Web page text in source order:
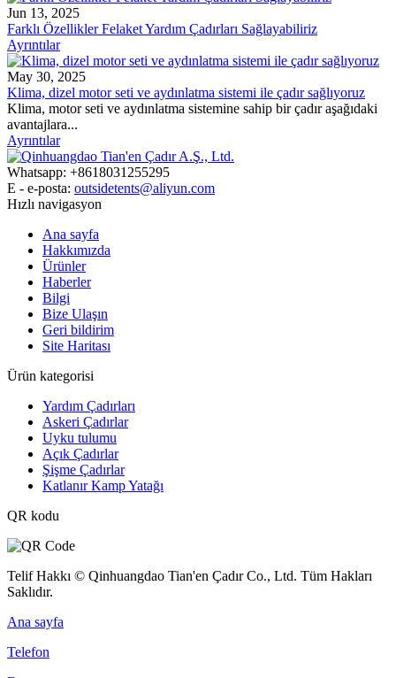
Jun 13, 2025
Farklı Özellikler Felaket Yardım Çadırları Sağlayabiliriz
Ayrıntılar
May 30, 2025
Klima, dizel motor seti ve aydınlatma sistemi ile çadır sağlıyoruz
Klima, motor seti ve aydınlatma sistemine sahip bir çadır aşağıdaki
avantajlara...
Ayrıntılar
Whatsapp: +8618031255295
E - e-posta: outsidetents@aliyun.com
Hızlı navigasyon
Ana sayfa
Hakkımızda
Ürünler
Haberler
Bilgi
Bize Ulaşın
Geri bildirim
Site Haritası
Ürün kategorisi
Yardım Çadırları
Askeri Çadırlar
Uyku tulumu
Açık Çadırlar
Şişme Çadırlar
Katlanır Kamp Yatağı
QR kodu
Telif Hakkı © Qinhuangdao Tian'en Çadır Co., Ltd. Tüm Hakları
Saklıdır.
Ana sayfa
Telefon